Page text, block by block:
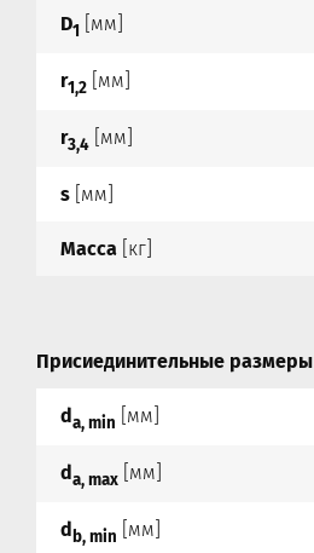
D1 [мм]
r1,2 [мм]
r3,4 [мм]
s [мм]
Масса [кг]
Присиединительные размеры
da, min [мм]
da, max [мм]
db, min [мм]